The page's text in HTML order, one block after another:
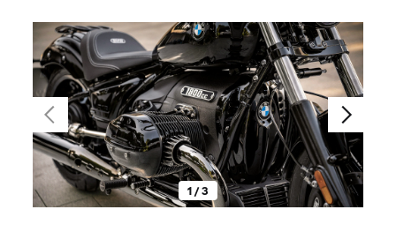
1 / 3